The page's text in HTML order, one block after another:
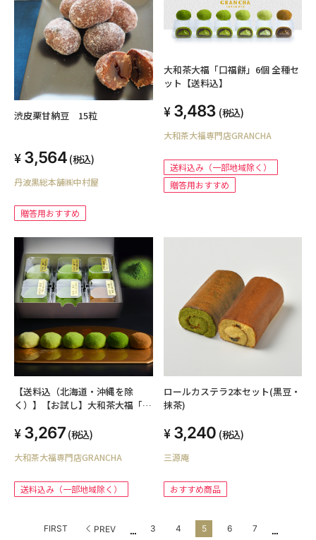
渋皮栗甘納豆 15粒
3,564 (税込)
丹波黒総本舗㈱中村屋
贈答用おすすめ
大和茶大福「口福餅」6個 全種セ
ット【送料込】
3,483 (税込)
大和茶大福専門店GRANCHA
送料込み（一部地域除く）
贈答用おすすめ
【送料込（北海道・沖縄を除
く）】【お試し】大和茶大福「口
3,267 (税込)
大和茶大福専門店GRANCHA
送料込み（一部地域除く）
ロールカステラ2本セット(黒豆・
抹茶)
3,240 (税込)
三源庵
おすすめ商品
FIRST PREV ... 3 4 5 6 7 ...